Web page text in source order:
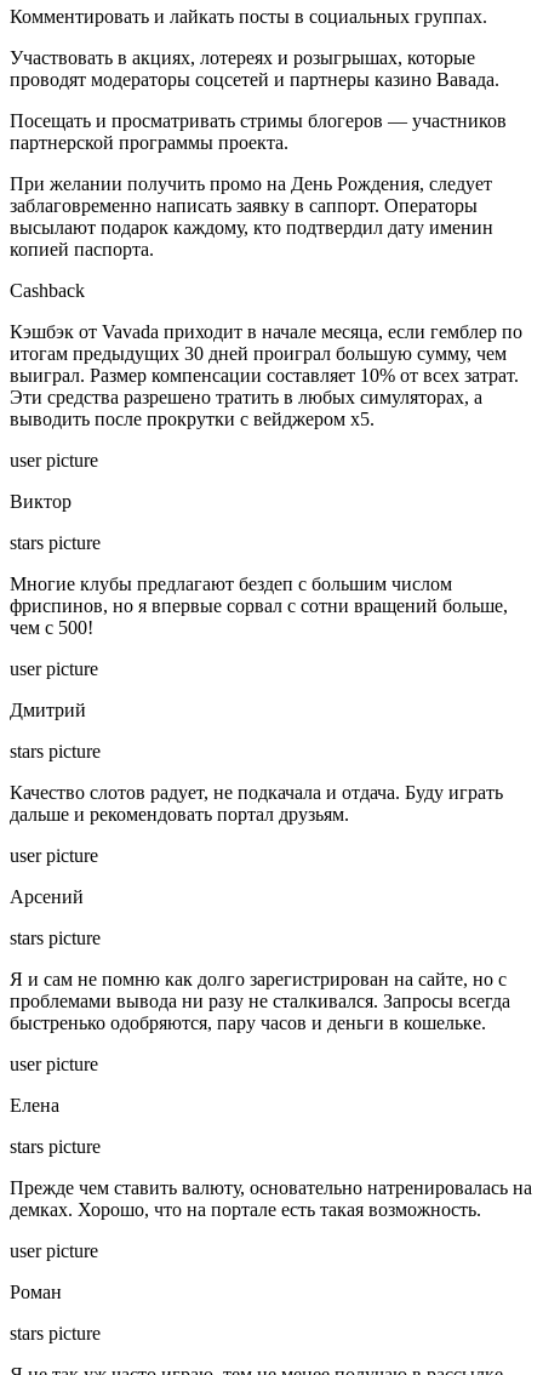
Комментировать и лайкать посты в социальных группах.
Участвовать в акциях, лотереях и розыгрышах, которые
проводят модераторы соцсетей и партнеры казино Вавада.
Посещать и просматривать стримы блогеров — участников
партнерской программы проекта.
При желании получить промо на День Рождения, следует
заблаговременно написать заявку в саппорт. Операторы
высылают подарок каждому, кто подтвердил дату именин
копией паспорта.
Cashback
Кэшбэк от Vavada приходит в начале месяца, если гемблер по
итогам предыдущих 30 дней проиграл большую сумму, чем
выиграл. Размер компенсации составляет 10% от всех затрат.
Эти средства разрешено тратить в любых симуляторах, а
выводить после прокрутки с вейджером х5.
user picture
Виктор
stars picture
Многие клубы предлагают бездеп с большим числом
фриспинов, но я впервые сорвал с сотни вращений больше,
чем с 500!
user picture
Дмитрий
stars picture
Качество слотов радует, не подкачала и отдача. Буду играть
дальше и рекомендовать портал друзьям.
user picture
Арсений
stars picture
Я и сам не помню как долго зарегистрирован на сайте, но с
проблемами вывода ни разу не сталкивался. Запросы всегда
быстренько одобряются, пару часов и деньги в кошельке.
user picture
Елена
stars picture
Прежде чем ставить валюту, основательно натренировалась на
демках. Хорошо, что на портале есть такая возможность.
user picture
Роман
stars picture